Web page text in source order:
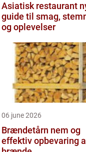
Asiatisk restaurant
guide til smag,
og oplevelser
06 june 2026
Brændetårn nem og
effektiv opbevaring